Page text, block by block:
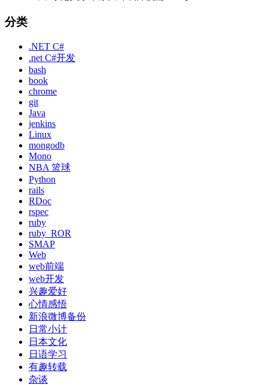
分类
.NET C#
.net C#开发
bash
book
chrome
git
Java
jenkins
Linux
mongodb
Mono
NBA 篮球
Python
rails
RDoc
rspec
ruby
ruby_ROR
SMAP
Web
web前端
web开发
兴趣爱好
心情感悟
新浪微博备份
日常小计
日本文化
日语学习
有趣转载
杂谈